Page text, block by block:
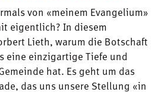
von «meinem Evangelium»
eigentlich? In diesem
Lieth, warum die Botschaft
eine einzigartige Tiefe und
hat. Es geht um das
das uns unsere Stellung «in